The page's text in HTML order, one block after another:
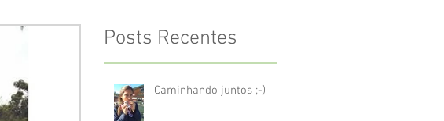
Posts Recentes
Caminhando juntos ;-)